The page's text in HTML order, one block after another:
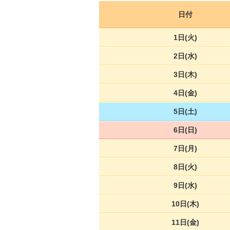
日付
1日(火)
2日(水)
3日(木)
4日(金)
5日(土)
6日(日)
7日(月)
8日(火)
9日(水)
10日(木)
11日(金)